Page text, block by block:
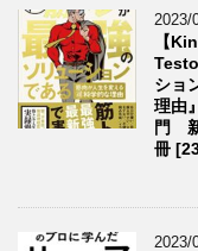
2023/
【
ショ
理由
門
冊
2023/